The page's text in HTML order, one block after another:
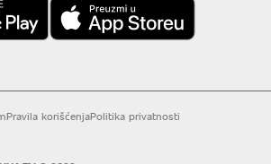
Pravila korišćenjaPolitika privatnosti